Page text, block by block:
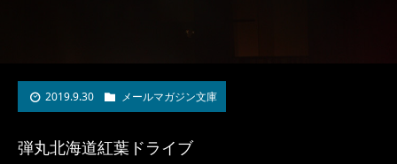
2019.9.30 メールマガジン文庫
弾丸北海道紅葉ドライブ